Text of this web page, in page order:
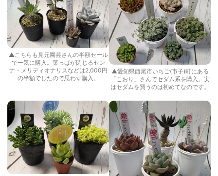
▲こちらも見元園芸さんの半額セール
で一気に購入。葉っぱが閉じるセン
ナ・メリディオナリスなどは2,000円
の半額でしたので思わず購入。
▲愛知県西尾市いちご(市子)町にある
「こおり」さんでセダム系を購入。実
はセダムを買うのは初めてなのです。